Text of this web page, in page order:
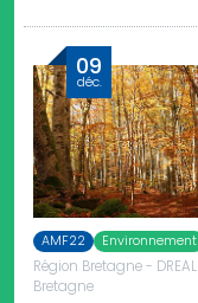
09
déc.
AMF22 Environnement
Région Bretagne - DREAL
Bretagne